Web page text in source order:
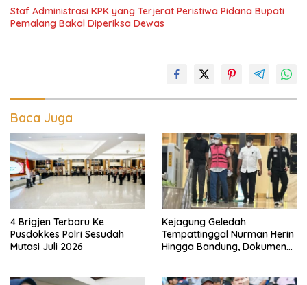
Staf Administrasi KPK yang Terjerat Peristiwa Pidana Bupati
Pemalang Bakal Diperiksa Dewas
Baca Juga
4 Brigjen Terbaru Ke
Pusdokkes Polri Sesudah
Mutasi Juli 2026
Kejagung Geledah
Tempattinggal Nurman Herin
Hingga Bandung, Dokumen